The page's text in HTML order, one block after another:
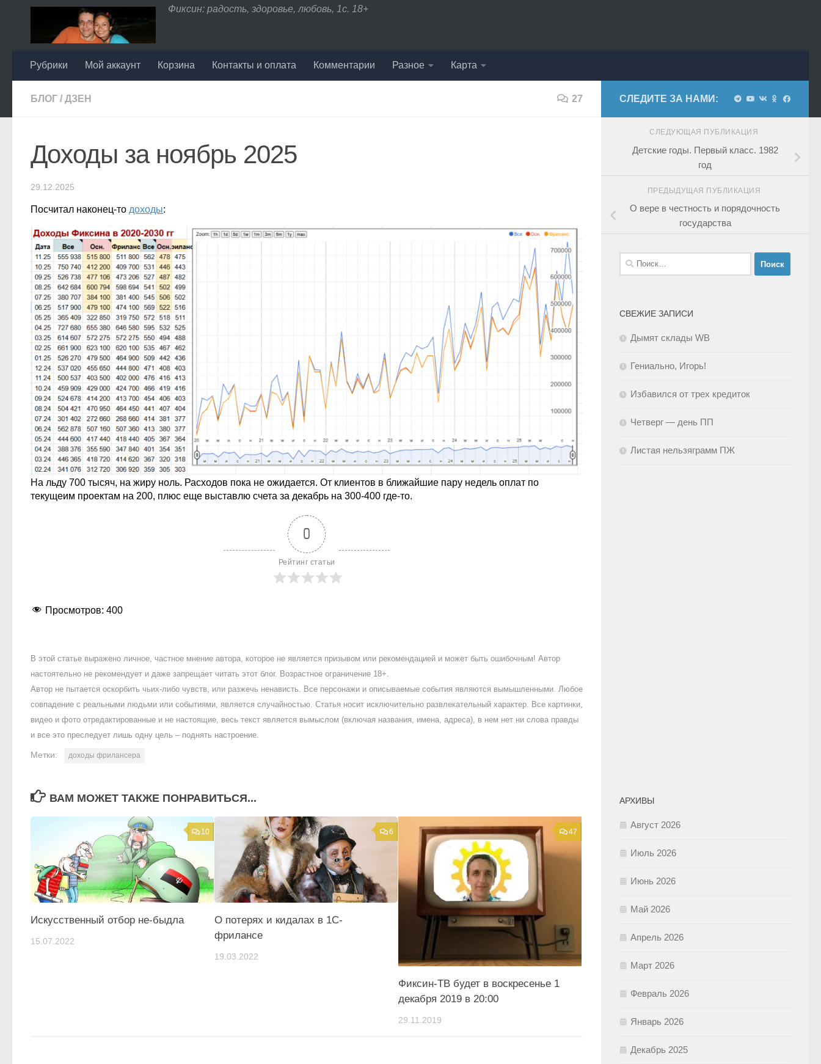
Перейти к содержимому
Фиксин: радость, здоровье, любовь, 1с. 18+
Рубрики Мой аккаунт Корзина Контакты и оплата Комментарии Разное Карта
БЛОГ / ДЗЕН 27
Доходы за ноябрь 2025
29.12.2025
Посчитал наконец-то доходы:
На льду 700 тысяч, на жиру ноль. Расходов пока не ожидается. От клиентов в ближайшие пару недель оплат по
текущеим проектам на 200, плюс еще выставлю счета за декабрь на 300-400 где-то.
0
Рейтинг статьи
Просмотров: 400
В этой статье выражено личное, частное мнение автора, которое не является призывом или рекомендацией и может быть ошибочным! Автор
настоятельно не рекомендует и даже запрещает читать этот блог. Возрастное ограничение 18+.
Автор не пытается оскорбить чьих-либо чувств, или разжечь ненависть. Все персонажи и описываемые события являются вымышленными. Любое
совпадение с реальными людьми или событиями, является случайностью. Статья носит исключительно развлекательный характер. Все картинки,
видео и фото отредактированные и не настоящие, весь текст является вымыслом (включая названия, имена, адреса), в нем нет ни слова правды
и все это преследует лишь одну цель – поднять настроение.
Метки: доходы фрилансера
ВАМ МОЖЕТ ТАКЖЕ ПОНРАВИТЬСЯ...
10
Искусственный отбор не-быдла
15.07.2022
6
О потерях и кидалах в 1С-
фрилансе
19.03.2022
47
Фиксин-ТВ будет в воскресенье 1
декабря 2019 в 20:00
29.11.2019
СЛЕДИТЕ ЗА НАМИ:
СЛЕДУЮЩАЯ ПУБЛИКАЦИЯ
Детские годы. Первый класс. 1982
год
ПРЕДЫДУЩАЯ ПУБЛИКАЦИЯ
О вере в честность и порядочность
государства
Найти:
СВЕЖИЕ ЗАПИСИ
Дымят склады WB
Гениально, Игорь!
Избавился от трех кредиток
Четверг — день ПП
Листая нельзяграмм ПЖ
АРХИВЫ
Август 2026
Июль 2026
Июнь 2026
Май 2026
Апрель 2026
Март 2026
Февраль 2026
Январь 2026
Декабрь 2025